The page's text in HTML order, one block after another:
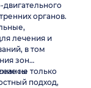
органов.
лечения и
в том
зон
не только
подход,